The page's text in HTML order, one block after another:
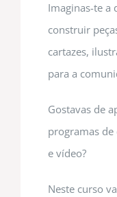
Imaginas-te a
construir
cartazes,
para a
Gostavas de
programas
e vídeo?
Neste curso